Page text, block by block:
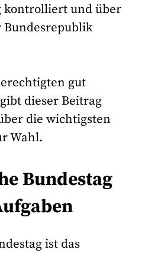
kontrolliert und über
Bundesrepublik
gut
dieser Beitrag
die wichtigsten
Wahl.
Bundestag
ist das